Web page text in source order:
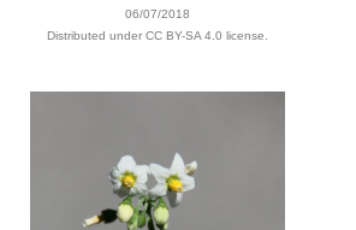
06/07/2018
Distributed under CC BY-SA 4.0 license.